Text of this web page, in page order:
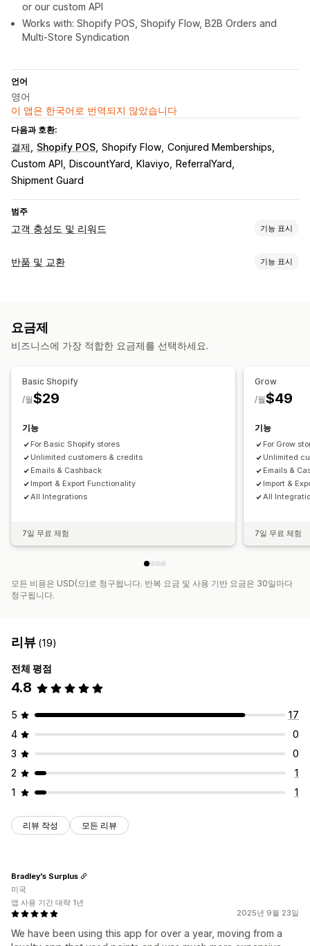
or our custom API
Works with: Shopify POS, Shopify Flow, B2B Orders and
Multi-Store Syndication
언어
영어
이 앱은 한국어로 번역되지 않았습니다
다음과 호환:
결제 Shopify POS Shopify Flow Conjured Memberships
Custom API
DiscountYard Klaviyo
ReferralYard
Shipment Guard
범주
고객 충성도 및 리워드 기능 표시
프로그램 유형
포인트 캐시백
반품 및 교환 기능 표시
반품 관리
요금제
비즈니스에 가장 적합한 요금제를 선택하세요.
Basic Shopify
$29
/월
기능
For Basic Shopify stores
Unlimited customers & credits
Emails & Cashback
Import & Export Functionality
All Integrations
7일 무료 체험
Grow
$49
/월
기능
For Grow
Unlimited
Emails &
Import &
All
7일 무료 체험
모든 비용은 USD(으)로 청구됩니다. 반복 요금 및 사용 기반 요금은 30일마다
청구됩니다.
리뷰 (19)
전체 평점
4.8
5
17
4
0
3
0
2
1
1
1
리뷰 작성 모든 리뷰
2025년 9월 23일
We have been using this app for over a year, moving from a
Bradley's Surplus
미국
앱 사용 기간 대략 1년